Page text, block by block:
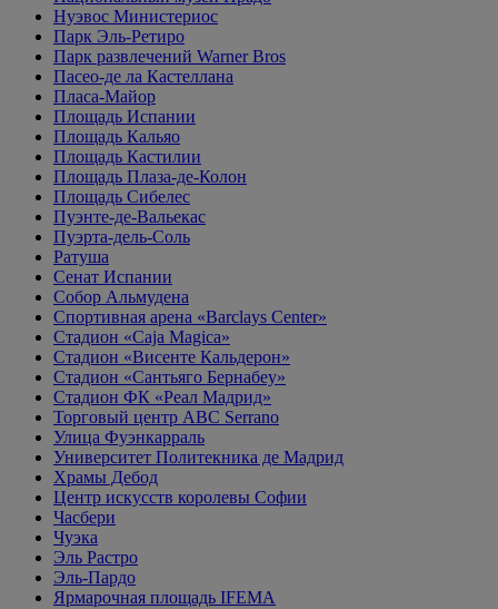
Нуэвос Министериос
Парк Эль-Ретиро
Парк развлечений Warner Bros
Пасео-де ла Кастеллана
Пласа-Майор
Площадь Испании
Площадь Кальяо
Площадь Кастилии
Площадь Плаза-де-Колон
Площадь Сибелес
Пуэнте-де-Вальекас
Пуэрта-дель-Соль
Ратуша
Сенат Испании
Собор Альмудена
Спортивная арена «Barclays Center»
Стадион «Caja Magica»
Стадион «Висенте Кальдерон»
Стадион «Сантьяго Бернабеу»
Стадион ФК «Реал Мадрид»
Торговый центр ABC Serrano
Улица Фуэнкарраль
Университет Политекника де Мадрид
Храмы Дебод
Центр искусств королевы Софии
Часбери
Чуэка
Эль Растро
Эль-Пардо
Ярмарочная площадь IFEMA